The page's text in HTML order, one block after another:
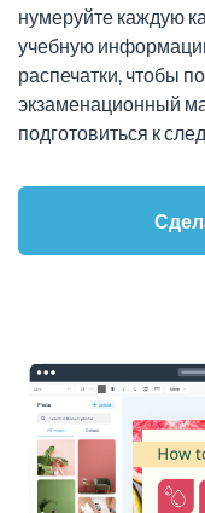
нумеруйте каждую
учебную
распечатки, чтобы
экзаменационный
подготовиться к